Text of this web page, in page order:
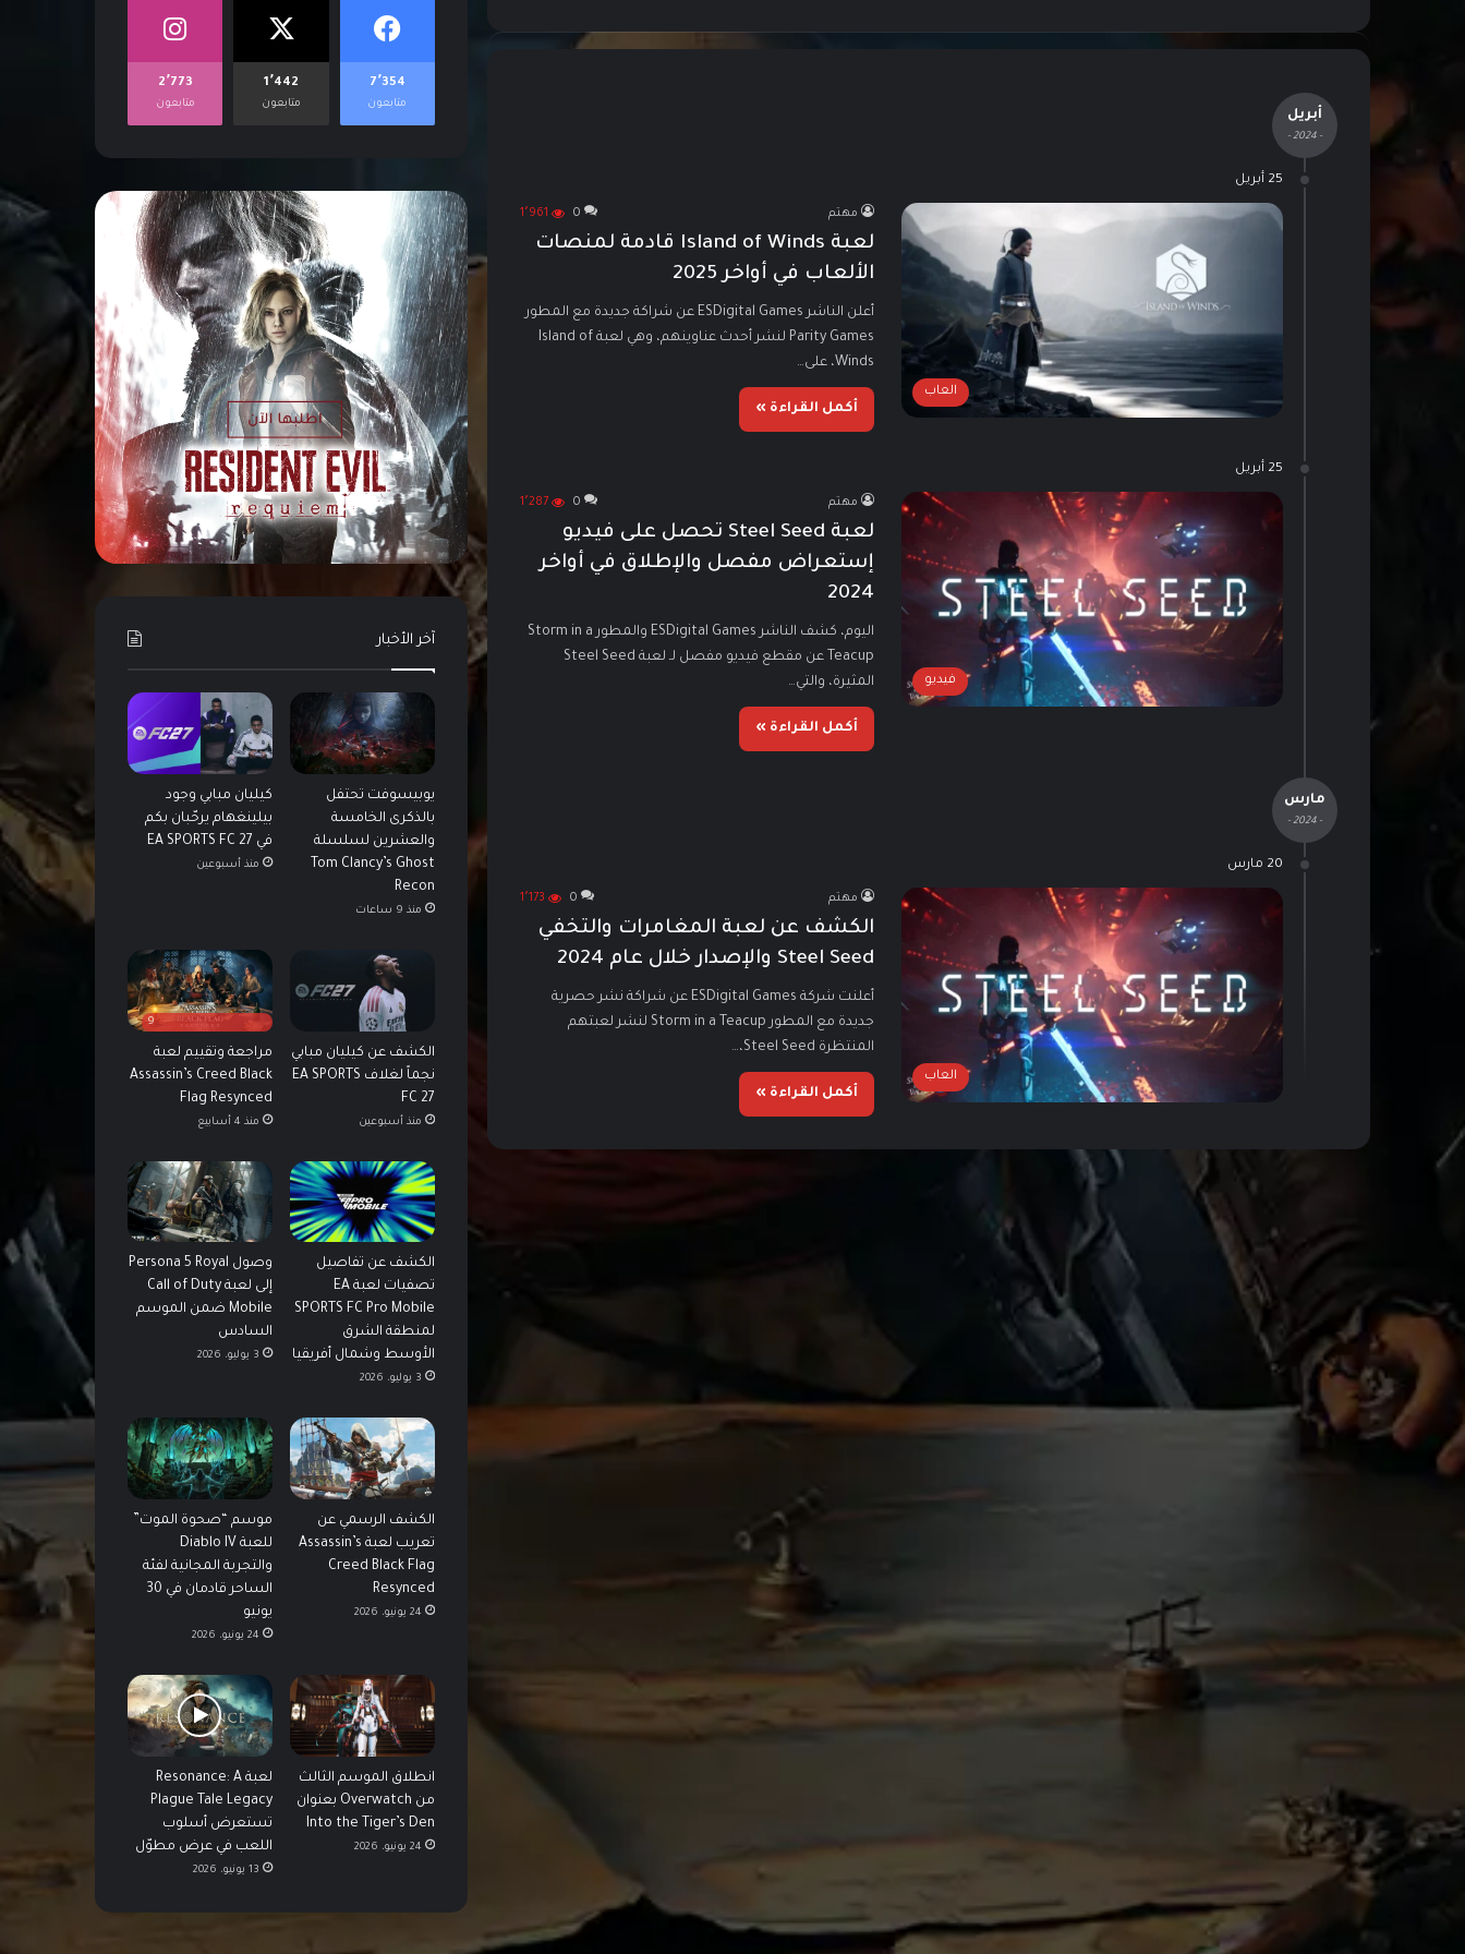
أبريل
- 2024 -
25 أبريل
العاب
مهتم 0 1٬961
لعبة Island of Winds قادمة لمنصات
الألعاب في أواخر 2025
أعلن الناشر ESDigital Games عن شراكة جديدة مع المطور
Parity Games لنشر أحدث عناوينهم، وهي لعبة Island of
Winds، على…
أكمل القراءة »
25 أبريل
فيديو
مهتم 0 1٬287
لعبة Steel Seed تحصل على فيديو
إستعراض مفصل والإطلاق في أواخر
2024
اليوم، كشف الناشر ESDigital Games والمطور Storm in a
Teacup عن مقطع فيديو مفصل لـ لعبة Steel Seed
المثيرة، والتي…
أكمل القراءة »
مارس
- 2024 -
20 مارس
العاب
مهتم 0 1٬173
الكشف عن لعبة المغامرات والتخفي
Steel Seed والإصدار خلال عام 2024
أعلنت شركة ESDigital Games عن شراكة نشر حصرية
جديدة مع المطور Storm in a Teacup لنشر لعبتهم
المنتظرة Steel Seed،…
أكمل القراءة »
7٬354
متابعون
1٬442
متابعون
2٬773
متابعون
آخر الأخبار
يوبيسوفت تحتفل
بالذكرى الخامسة
والعشرين لسلسلة
Tom Clancy’s Ghost
Recon
منذ 9 ساعات
كيليان مبابي وجود
بيلينغهام يرحّبان بكم
في EA SPORTS FC 27
منذ أسبوعين
الكشف عن كيليان مبابي
نجماً لغلاف EA SPORTS
FC 27
منذ أسبوعين
9
مراجعة وتقييم لعبة
Assassin’s Creed Black
Flag Resynced
منذ 4 أسابيع
الكشف عن تفاصيل
تصفيات لعبة EA
SPORTS FC Pro Mobile
لمنطقة الشرق
الأوسط وشمال أفريقيا
3 يوليو، 2026
وصول Persona 5 Royal
إلى لعبة Call of Duty
Mobile ضمن الموسم
السادس
3 يوليو، 2026
الكشف الرسمي عن
تعريب لعبة Assassin’s
Creed Black Flag
Resynced
24 يونيو، 2026
موسم “صحوة الموت”
للعبة Diablo IV
والتجربة المجانية لفئة
الساحر قادمان في 30
يونيو
24 يونيو، 2026
انطلاق الموسم الثالث
من Overwatch بعنوان
Into the Tiger’s Den
24 يونيو، 2026
لعبة Resonance: A
Plague Tale Legacy
تستعرض أسلوب
اللعب في عرض مطوّل
13 يونيو، 2026